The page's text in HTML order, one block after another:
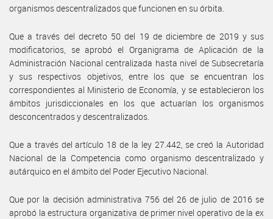
organismos descentralizados que funcionen en su órbita.
Que a través del decreto 50 del 19 de diciembre de 2019 y sus
modificatorios, se aprobó el Organigrama de Aplicación de la
Administración Nacional centralizada hasta nivel de Subsecretaría
y sus respectivos objetivos, entre los que se encuentran los
correspondientes al Ministerio de Economía, y se establecieron los
ámbitos jurisdiccionales en los que actuarían los organismos
desconcentrados y descentralizados.
Que a través del artículo 18 de la ley 27.442, se creó la Autoridad
Nacional de la Competencia como organismo descentralizado y
autárquico en el ámbito del Poder Ejecutivo Nacional.
Que por la decisión administrativa 756 del 26 de julio de 2016 se
aprobó la estructura organizativa de primer nivel operativo de la ex